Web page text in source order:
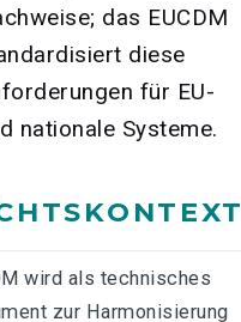
das EUCDM
diese
für EU-
nationale Systeme.
wird als technisches
zur Harmonisierung